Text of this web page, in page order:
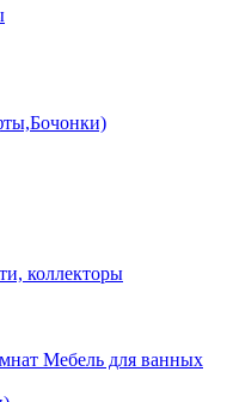
коллекторы
Мебель для ванных